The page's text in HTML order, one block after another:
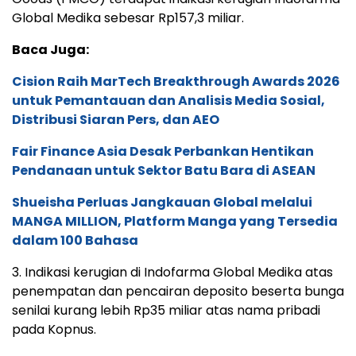
Global Medika sebesar Rp157,3 miliar.
Baca Juga:
Cision Raih MarTech Breakthrough Awards 2026
untuk Pemantauan dan Analisis Media Sosial,
Distribusi Siaran Pers, dan AEO
Fair Finance Asia Desak Perbankan Hentikan
Pendanaan untuk Sektor Batu Bara di ASEAN
Shueisha Perluas Jangkauan Global melalui
MANGA MILLION, Platform Manga yang Tersedia
dalam 100 Bahasa
3. Indikasi kerugian di Indofarma Global Medika atas
penempatan dan pencairan deposito beserta bunga
senilai kurang lebih Rp35 miliar atas nama pribadi
pada Kopnus.